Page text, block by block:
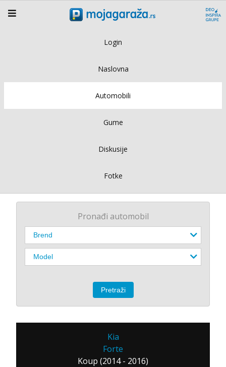
Login
Naslovna
Automobili
Gume
Diskusije
Fotke
Pronađi automobil
Kia
Forte
Koup (2014 - 2016)